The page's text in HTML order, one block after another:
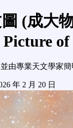
(成大
of
由專業天文學家
年 2 月 20 日